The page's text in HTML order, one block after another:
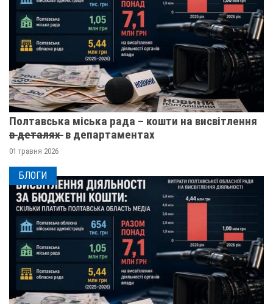
Полтавська міська рада – кошти на висвітлення
в̶ ̶д̶е̶т̶а̶л̶я̶х̶ ̶ в департаментах
01 травня 2026
БЛОГИ